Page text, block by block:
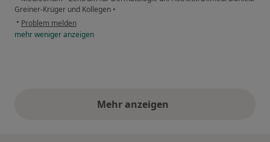
Greiner-Krüger und Kollegen •
• Problem melden
mehrwenigeranzeigen
Mehr anzeigenobige Stellungnahmen